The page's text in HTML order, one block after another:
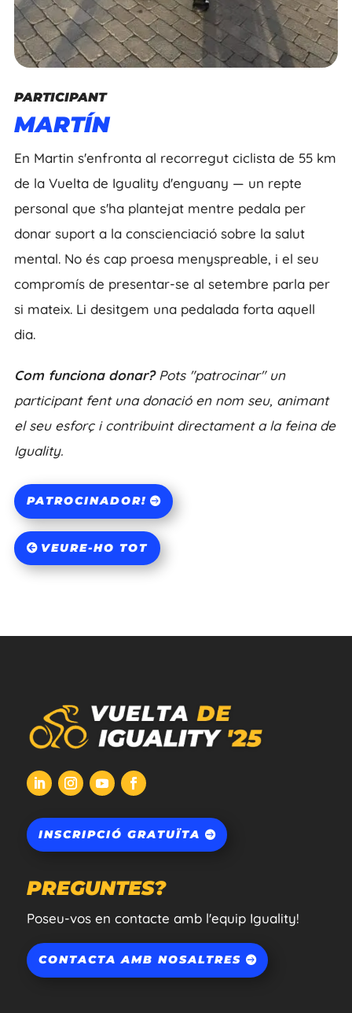
PARTICIPANT
MARTÍN
En Martin s'enfronta al recorregut ciclista de 55 km
de la Vuelta de Iguality d'enguany — un repte
personal que s'ha plantejat mentre pedala per
donar suport a la conscienciació sobre la salut
mental. No és cap proesa menyspreable, i el seu
compromís de presentar-se al setembre parla per
si mateix. Li desitgem una pedalada forta aquell
dia.
Com funciona donar?Pots "patrocinar" un
participant fent una donació en nom seu, animant
el seu esforç i contribuint directament a la feina de
Iguality.
PATROCINADOR!
VEURE-HO TOT
INSCRIPCIÓ GRATUÏTA
PREGUNTES?
Poseu-vos en contacte amb l'equip Iguality!
CONTACTA AMB NOSALTRES